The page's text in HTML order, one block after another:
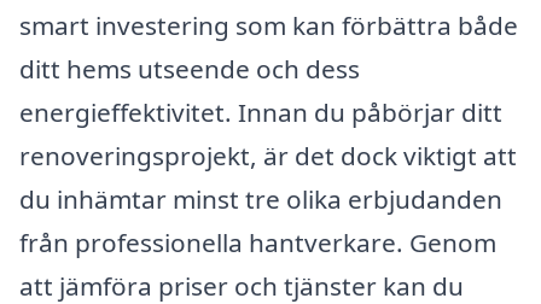
smart investering som kan förbättra både
ditt hems utseende och dess
energieffektivitet. Innan du påbörjar ditt
renoveringsprojekt, är det dock viktigt att
du inhämtar minst tre olika erbjudanden
från professionella hantverkare. Genom
att jämföra priser och tjänster kan du